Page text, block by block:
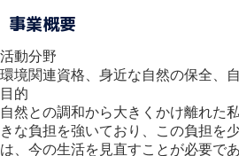
事業概要
活動分野
環境関連資格、身近な自然の保全、
目的
自然との調和から大きくかけ離れた
きな負担を強いており、この負担を
は、今の生活を見直すことが必要で